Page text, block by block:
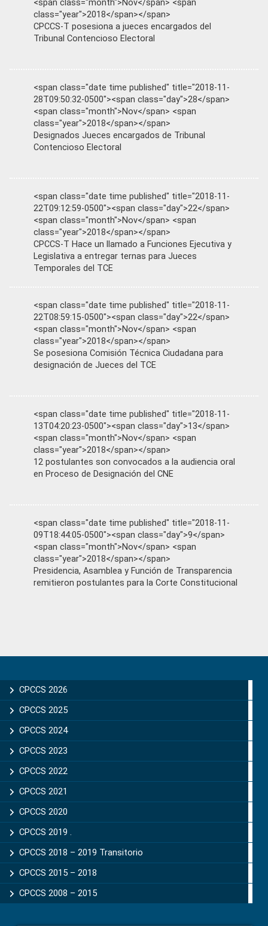
<span class="month">Nov</span> <span
class="year">2018</span></span>
CPCCS-T posesiona a jueces encargados del
Tribunal Contencioso Electoral
<span class="date time published" title="2018-11-
28T09:50:32-0500"><span class="day">28</span>
<span class="month">Nov</span> <span
class="year">2018</span></span>
Designados Jueces encargados de Tribunal
Contencioso Electoral
<span class="date time published" title="2018-11-
22T09:12:59-0500"><span class="day">22</span>
<span class="month">Nov</span> <span
class="year">2018</span></span>
CPCCS-T Hace un llamado a Funciones Ejecutiva y
Legislativa a entregar ternas para Jueces
Temporales del TCE
<span class="date time published" title="2018-11-
22T08:59:15-0500"><span class="day">22</span>
<span class="month">Nov</span> <span
class="year">2018</span></span>
Se posesiona Comisión Técnica Ciudadana para
designación de Jueces del TCE
<span class="date time published" title="2018-11-
13T04:20:23-0500"><span class="day">13</span>
<span class="month">Nov</span> <span
class="year">2018</span></span>
12 postulantes son convocados a la audiencia oral
en Proceso de Designación del CNE
<span class="date time published" title="2018-11-
09T18:44:05-0500"><span class="day">9</span>
<span class="month">Nov</span> <span
class="year">2018</span></span>
Presidencia, Asamblea y Función de Transparencia
remitieron postulantes para la Corte Constitucional
Sidebar
CPCCS 2026
CPCCS 2025
CPCCS 2024
CPCCS 2023
CPCCS 2022
CPCCS 2021
CPCCS 2020
CPCCS 2019 .
CPCCS 2018 – 2019 Transitorio
CPCCS 2015 – 2018
CPCCS 2008 – 2015